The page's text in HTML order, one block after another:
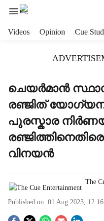
Videos Opinion Cue
ചെയർമാൻ
രഞ്ജിത്
പുരസ്കാര
വിനയൻ
The
Published on :01 Aug 2023,